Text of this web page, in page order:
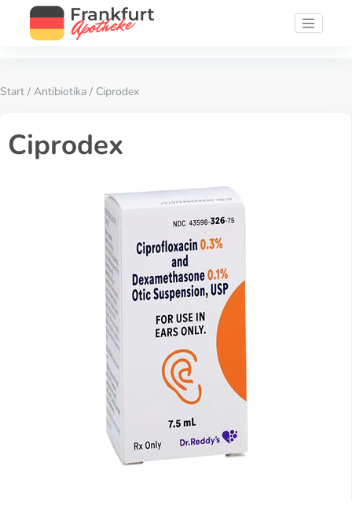
Start / Antibiotika / Ciprodex
Ciprodex